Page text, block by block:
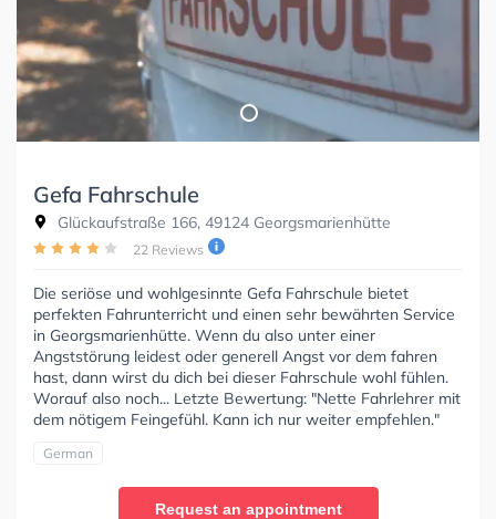
Gefa Fahrschule
Glückaufstraße 166, 49124 Georgsmarienhütte
22 Reviews
Die seriöse und wohlgesinnte Gefa Fahrschule bietet
perfekten Fahrunterricht und einen sehr bewährten Service
in Georgsmarienhütte. Wenn du also unter einer
Angststörung leidest oder generell Angst vor dem fahren
hast, dann wirst du dich bei dieser Fahrschule wohl fühlen.
Worauf also noch... Letzte Bewertung: "Nette Fahrlehrer mit
dem nötigem Feingefühl. Kann ich nur weiter empfehlen."
German
Request an appointment